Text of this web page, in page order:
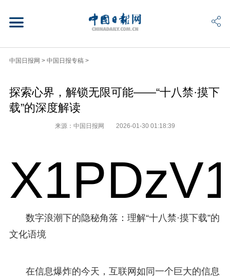
中国日报网 > 中国日报专稿 >
探索心界，解锁无限可能——“十八禁·摸下
载”的深度解读
来源：中国日报网 2026-01-30 01:18:39
数字浪潮下的隐秘角落：理解“十八禁·摸下载”的
文化语境
在信息爆炸的今天，互联网如同一个巨大的信息